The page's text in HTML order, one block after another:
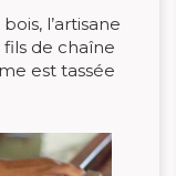
l’artisane
de chaîne
est tassée